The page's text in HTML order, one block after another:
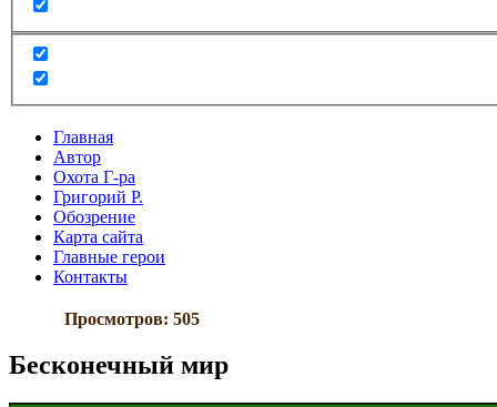
Главная
Автор
Охота Г-ра
Григорий Р.
Обозрение
Карта сайта
Главные герои
Контакты
Просмотров: 505
Бесконечный мир